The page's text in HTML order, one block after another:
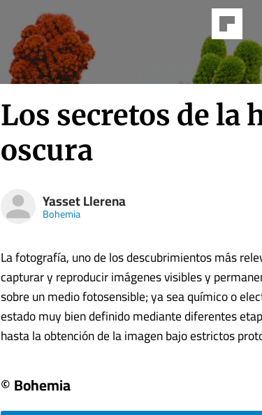
Los secretos de la
oscura
Yasset Llerena
Bohemia
La fotografía, uno de los descubrimientos más
capturar y reproducir imágenes visibles y
sobre un medio fotosensible; ya sea químico o
estado muy bien definido mediante diferentes
hasta la obtención de la imagen bajo estrictos
© Bohemia